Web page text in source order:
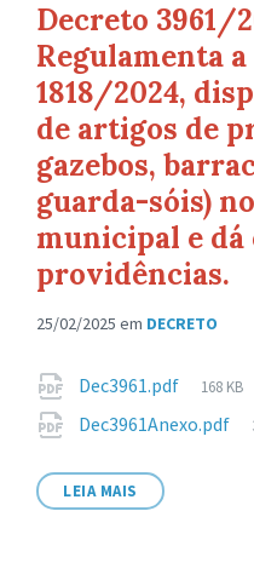
Decreto 3961/
Regulamenta
1818/2024,
de artigos de
gazebos,
guarda-sóis)
municipal e dá
providências.
25/02/2025 em DECRETO
Anexos
Dec3961.pdf 168 KB
Dec3961Anexo.pdf
LEIA MAIS